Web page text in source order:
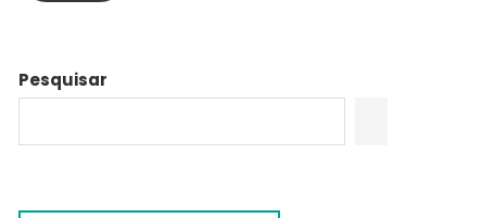
Pesquisar